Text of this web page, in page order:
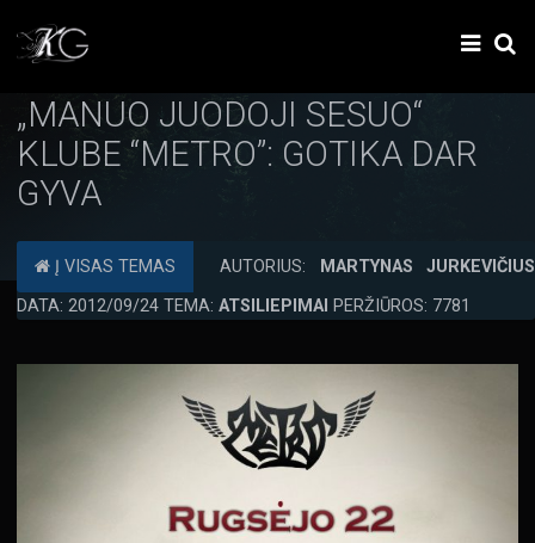
„MANUO JUODOJI SESUO“
KLUBE “METRO”: GOTIKA DAR
GYVA
Į VISAS TEMAS AUTORIUS:
MARTYNAS JURKEVIČIUS
DATA: 2012/09/24 TEMA: ATSILIEPIMAI PERŽIŪROS: 7781